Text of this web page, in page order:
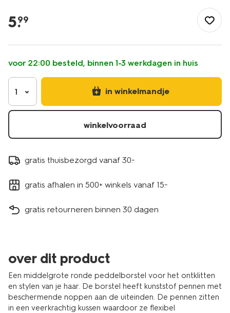
gezond/persoonlijke-
verzorging/haarverzorging/haaraccessoires/borstel/
rond-
11810102.html
5.
99
voor 22:00 besteld, binnen 1-3 werkdagen in huis
1 in winkelmandje
winkelvoorraad
gratis thuisbezorgd vanaf 30.-
gratis afhalen in 500+ winkels vanaf 15.-
gratis retourneren binnen 30 dagen
over dit product
Een middelgrote ronde peddelborstel voor het ontklitten
en stylen van je haar. De borstel heeft kunststof pennen met
beschermende noppen aan de uiteinden. De pennen zitten
in een veerkrachtig kussen waardoor ze flexibel